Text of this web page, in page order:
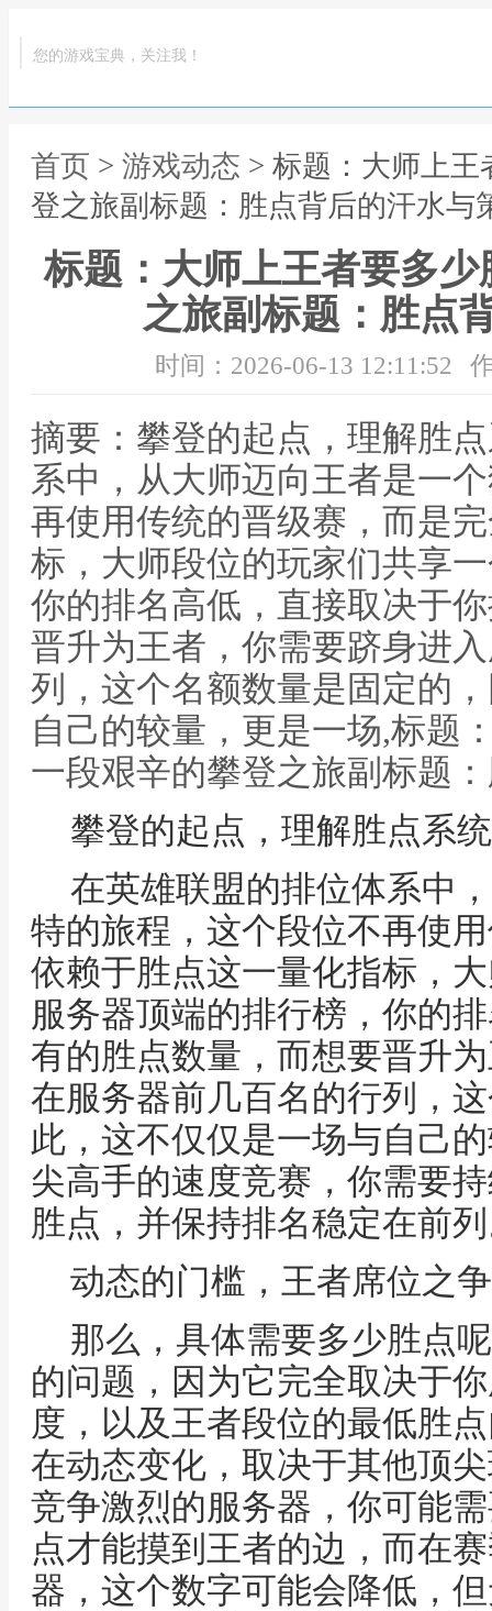
您的游戏宝典，关注我！
首页 > 游戏动态 > 标题：大师上
登之旅副标题：胜点背后的汗水与
标题：大师上王者要多
之旅副标题：胜点
时间：2026-06-13 12:11:52
摘要：攀登的起点，理解胜
系中，从大师迈向王者是一
再使用传统的晋级赛，而是
标，大师段位的玩家们共享
你的排名高低，直接取决于
晋升为王者，你需要跻身进
列，这个名额数量是固定的
自己的较量，更是一场,标题
一段艰辛的攀登之旅副标题
攀登的起点，理解胜点系统
在英雄联盟的排位体系中
特的旅程，这个段位不再使
依赖于胜点这一量化指标，
服务器顶端的排行榜，你的
有的胜点数量，而想要晋升
在服务器前几百名的行列，
此，这不仅仅是一场与自己
尖高手的速度竞赛，你需要
胜点，并保持排名稳定在前
动态的门槛，王者席位之争
那么，具体需要多少胜点
的问题，因为它完全取决于
度，以及王者段位的最低胜
在动态变化，取决于其他顶
竞争激烈的服务器，你可能
点才能摸到王者的边，而在
器，这个数字可能会降低，